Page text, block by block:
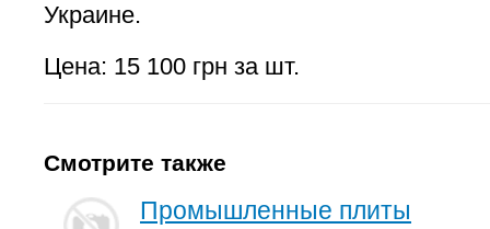
Украине.
Цена: 15 100 грн за шт.
Смотрите также
Промышленные плиты